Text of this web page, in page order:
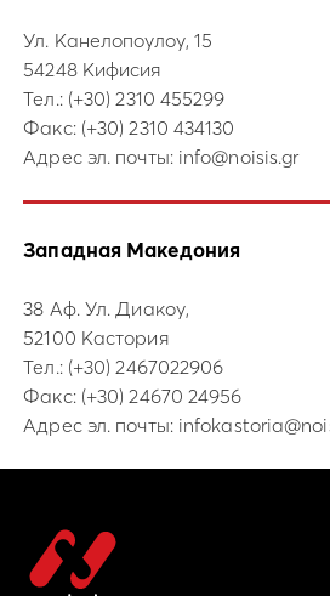
Ул. Канелопоулоу, 15
54248 Кифисия
Тел.: (+30) 2310 455299
Факс: (+30) 2310 434130
Адрес эл. почты: info@noisis.gr
Западная Македония
38 Аф. Ул. Диакоу,
52100 Кастория
Тел.: (+30) 2467022906
Факс: (+30) 24670 24956
Адрес эл. почты: